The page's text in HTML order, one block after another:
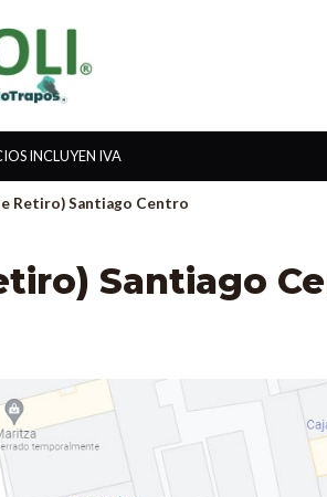
INCLUYEN IVA
Retiro) Santiago Centro
Santiago